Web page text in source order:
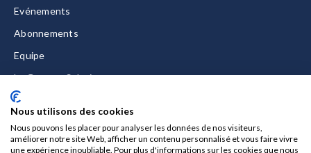
Evénements
Abonnements
Equipe
La Gazette Solutions
Nous contacter
Nous utilisons des cookies
Nous pouvons les placer pour analyser les données de nos visiteurs,
améliorer notre site Web, afficher un contenu personnalisé et vous faire vivre
une expérience inoubliable. Pour plus d'informations sur les cookies que nous